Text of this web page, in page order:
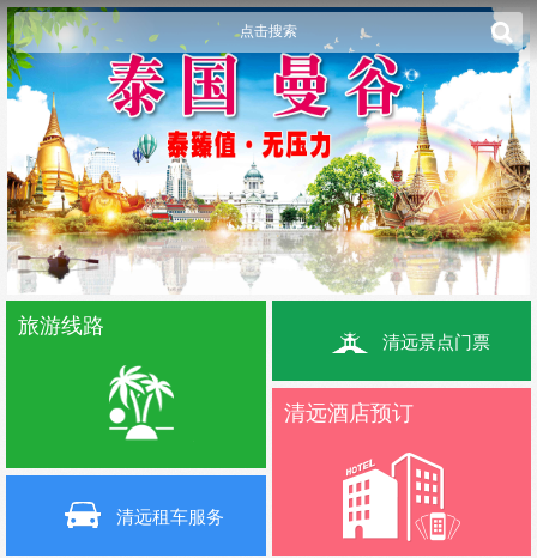
点击搜索
旅游线路
清远景点门票
清远酒店预订
清远租车服务